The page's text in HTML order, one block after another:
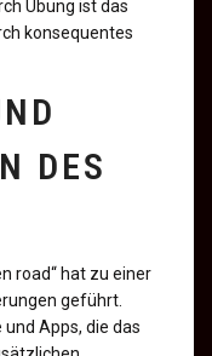
Übung ist das
konsequentes
DES
road“ hat zu einer
geführt.
Apps, die das